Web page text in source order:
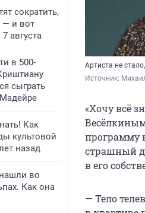
сократить,
— и вот
августа
в 500-
сыграть
Как
культовой
назад
во
Как она
Артиста не
Источник:
«Хочу всё
программу
страшный
в его
— Тело